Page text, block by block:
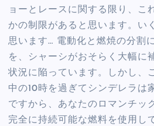
ョーとレースに関する限り、こ
かの制限があると思います。い
思います… 電動化と燃焼の分割
を、シャーシがおそらく大幅に
状況に陥っています。しかし、
中の10時を過ぎてシンデレラは
ですから、あなたのロマンチッ
完全に持続可能な燃料を使用し